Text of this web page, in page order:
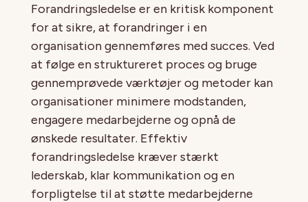
Forandringsledelse er en kritisk komponent
for at sikre, at forandringer i en
organisation gennemføres med succes. Ved
at følge en struktureret proces og bruge
gennemprøvede værktøjer og metoder kan
organisationer minimere modstanden,
engagere medarbejderne og opnå de
ønskede resultater. Effektiv
forandringsledelse kræver stærkt
lederskab, klar kommunikation og en
forpligtelse til at støtte medarbejderne